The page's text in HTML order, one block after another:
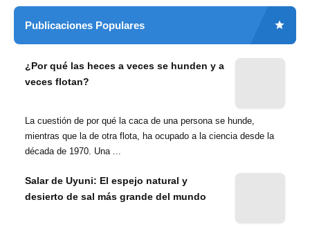
Publicaciones Populares
¿Por qué las heces a veces se hunden y a
veces flotan?
La cuestión de por qué la caca de una persona se hunde,
mientras que la de otra flota, ha ocupado a la ciencia desde la
década de 1970. Una ...
Salar de Uyuni: El espejo natural y
desierto de sal más grande del mundo